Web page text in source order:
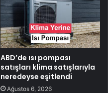
ABD’de ısı pompası
satışları klima satışlarıyla
neredeyse eşitlendi
Ağustos 6, 2026